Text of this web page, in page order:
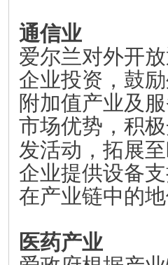
通信业
爱尔兰对外开
企业投资，鼓
附加值产业及
市场优势，积
发活动，拓展
企业提供设备
在产业链中的
医药产业